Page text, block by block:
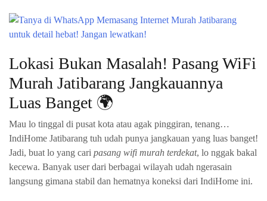
Lokasi Bukan Masalah! Pasang WiFi
Murah Jatibarang Jangkauannya
Luas Banget 🌍
Mau lo tinggal di pusat kota atau agak pinggiran, tenang…
IndiHome Jatibarang tuh udah punya jangkauan yang luas banget!
Jadi, buat lo yang cari pasang wifi murah terdekat, lo nggak bakal
kecewa. Banyak user dari berbagai wilayah udah ngerasain
langsung gimana stabil dan hematnya koneksi dari IndiHome ini.